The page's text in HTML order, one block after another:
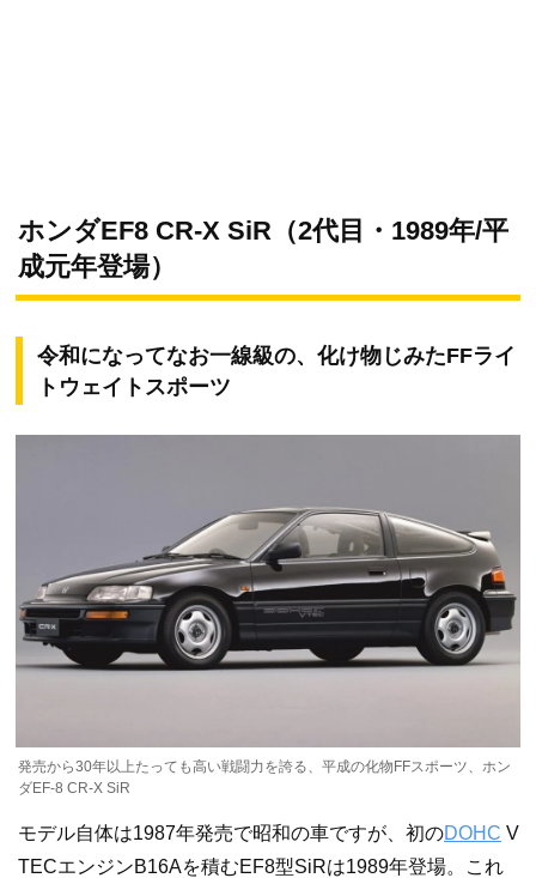
ホンダEF8 CR-X SiR（2代目・1989年/平
成元年登場）
令和になってなお一線級の、化け物じみたFFライ
トウェイトスポーツ
発売から30年以上たっても高い戦闘力を誇る、平成の化物FFスポーツ、ホン
ダEF-8 CR-X SiR
モデル自体は1987年発売で昭和の車ですが、初のDOHC V
TECエンジンB16Aを積むEF8型SiRは1989年登場。これ